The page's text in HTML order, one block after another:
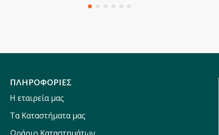
ΠΛΗΡΟΦΟΡΙΕΣ
Η εταιρεία μας
Τα Καταστήματα μας